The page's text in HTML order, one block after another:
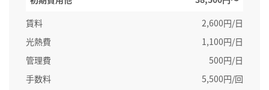
賃料
2,600円/日
光熱費
1,100円/日
管理費
500円/日
手数料
5,500円/回